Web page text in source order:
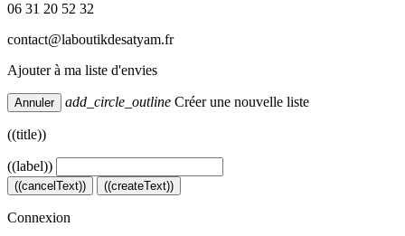
06 31 20 52 32
contact@laboutikdesatyam.fr
Ajouter à ma liste d'envies
Annuler add_circle_outline Créer une nouvelle liste
((title))
((label))
((cancelText)) ((createText))
Connexion